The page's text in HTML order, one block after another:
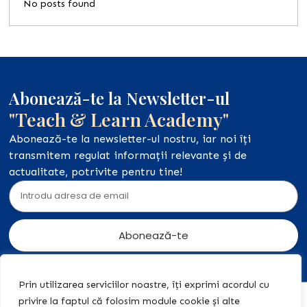
Prin utilizarea serviciilor noastre, îți exprimi acordul cu
privire la faptul că folosim module cookie și alte
No posts found
Abonează-te la Newsletter-ul
"Teach & Learn Academy"
Abonează-te la newsletter-ul nostru, iar noi îți
transmitem regulat informații relevante și de
actualitate, potrivite pentru tine!
Abonează-te